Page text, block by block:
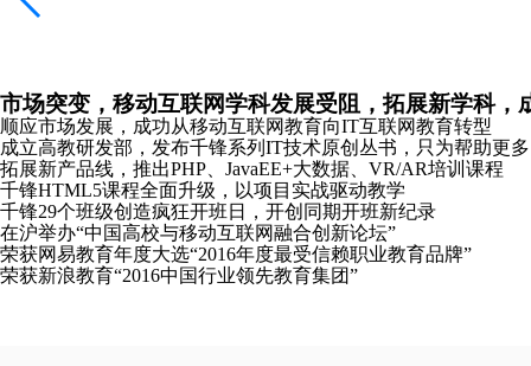
2019年崛起
发布教研成果，成立“锋云智慧”高校协同服务品牌，
合肥、沈阳、太原分公司成立
千锋教研院“C-Plus”战略发布会在京成功召开